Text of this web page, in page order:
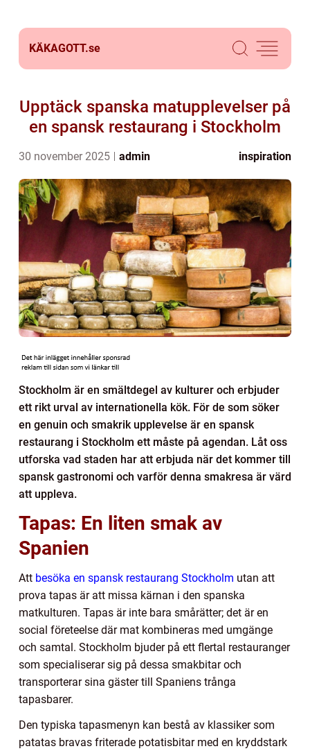
KÄKAGOTT.se
Upptäck spanska matupplevelser på
en spansk restaurang i Stockholm
30 november 2025 admin inspiration
Stockholm är en smältdegel av kulturer och erbjuder
ett rikt urval av internationella kök. För de som söker
en genuin och smakrik upplevelse är en spansk
restaurang i Stockholm ett måste på agendan. Låt oss
utforska vad staden har att erbjuda när det kommer till
spansk gastronomi och varför denna smakresa är värd
att uppleva.
Tapas: En liten smak av
Spanien
Att besöka en spansk restaurang Stockholm utan att
prova tapas är att missa kärnan i den spanska
matkulturen. Tapas är inte bara smårätter; det är en
social företeelse där mat kombineras med umgänge
och samtal. Stockholm bjuder på ett flertal restauranger
som specialiserar sig på dessa smakbitar och
transporterar sina gäster till Spaniens trånga
tapasbarer.
Den typiska tapasmenyn kan bestå av klassiker som
patatas bravas friterade potatisbitar med en kryddstark